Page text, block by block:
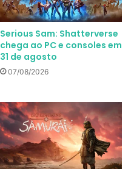
Serious Sam: Shatterverse
chega ao PC e consoles em
31 de agosto
07/08/2026